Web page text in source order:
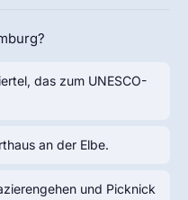
das zum UNESCO-
an der Elbe.
und Picknick